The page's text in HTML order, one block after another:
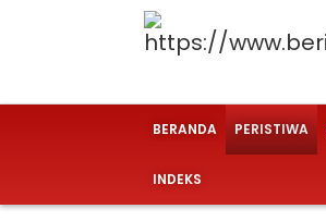
BERANDA PERISTIWA
INDEKS